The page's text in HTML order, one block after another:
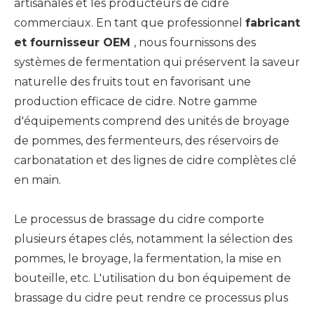
artisanales et les producteurs de cidre
commerciaux. En tant que professionnel fabricant
et fournisseur OEM , nous fournissons des
systèmes de fermentation qui préservent la saveur
naturelle des fruits tout en favorisant une
production efficace de cidre. Notre gamme
d'équipements comprend des unités de broyage
de pommes, des fermenteurs, des réservoirs de
carbonatation et des lignes de cidre complètes clé
en main.
Le processus de brassage du cidre comporte
plusieurs étapes clés, notamment la sélection des
pommes, le broyage, la fermentation, la mise en
bouteille, etc. L'utilisation du bon équipement de
brassage du cidre peut rendre ce processus plus